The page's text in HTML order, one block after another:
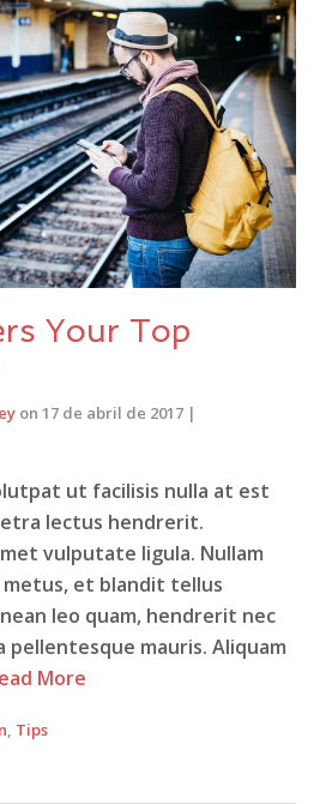
Your Top
on 17 de abril de 2017 |
ut facilisis nulla at est
lectus hendrerit.
vulputate ligula. Nullam
et blandit tellus
leo quam, hendrerit nec
pellentesque mauris. Aliquam
More
, Tips